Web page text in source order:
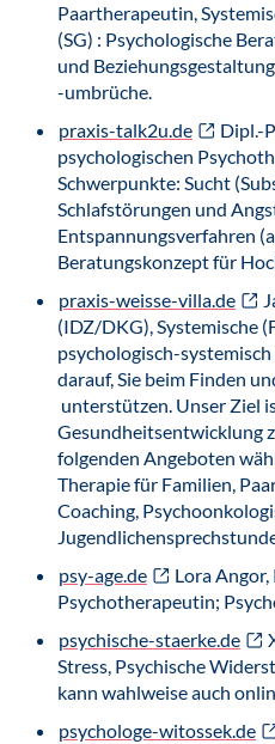
Paartherapeutin,
(SG) : Psychologische
und
-umbrüche.
praxis-talk2u.de
Dipl.-
psychologischen
Schwerpunkte: Sucht
Schlafstörungen und
Entspannungsverfahren
Beratungskonzept für
praxis-weisse-villa.de
(IDZ/DKG), Systemische
psychologisch-
darauf, Sie beim Finden
unterstützen. Unser Ziel
Gesundheitsentwicklung
folgenden Angeboten
Therapie für Familien,
Coaching,
psy-age.de
Lora
Psychotherapeutin;
psychische-staerke.de
Stress, Psychische
kann wahlweise auch
psychologe-witossek.de